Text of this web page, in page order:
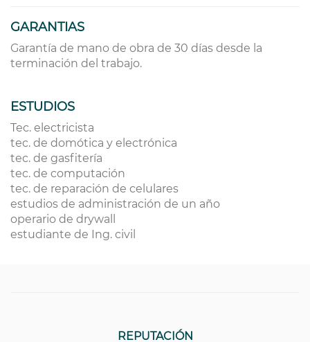
GARANTIAS
Garantía de mano de obra de 30 días desde la
terminación del trabajo.
ESTUDIOS
Tec. electricista
tec. de domótica y electrónica
tec. de gasfitería
tec. de computación
tec. de reparación de celulares
estudios de administración de un año
operario de drywall
estudiante de Ing. civil
REPUTACIÓN